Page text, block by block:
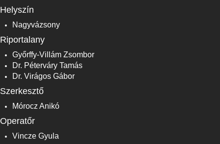
Helyszín
Nagyvázsony
Riportalany
Győrffy-Villám Zsombor
Dr. Péterváry Tamás
Dr. Virágos Gábor
Szerkesztő
Mórocz Anikó
Operatőr
Vincze Gyula